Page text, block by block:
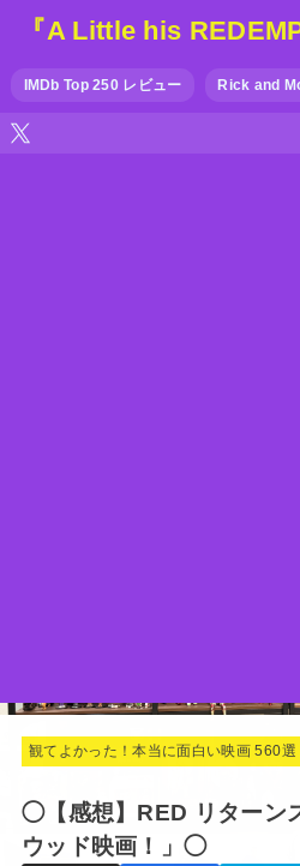
『A Little his
IMDb Top 250 レビュー Rick and
観てよかった！本当に面白い映画 560選
◯【感想】RED リターン
ウッド映画！」◯